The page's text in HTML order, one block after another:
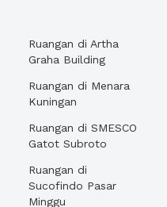
Ruangan di Artha
Graha Building
Ruangan di Menara
Kuningan
Ruangan di SMESCO
Gatot Subroto
Ruangan di
Sucofindo Pasar
Minggu